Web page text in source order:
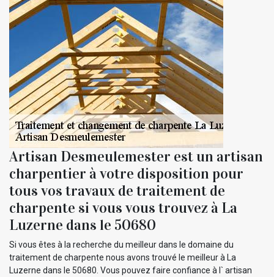
Artisan Desmeulemester est un artisan
charpentier à votre disposition pour
tous vos travaux de traitement de
charpente si vous vous trouvez à La
Luzerne dans le 50680
Si vous êtes à la recherche du meilleur dans le domaine du
traitement de charpente nous avons trouvé le meilleur à La
Luzerne dans le 50680. Vous pouvez faire confiance à l` artisan